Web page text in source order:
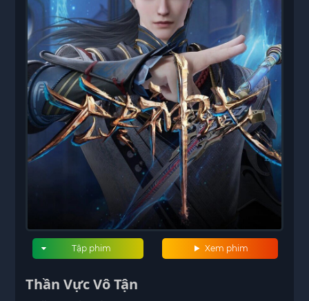
Xem phim
Tập phim
Thần Vực Vô Tận